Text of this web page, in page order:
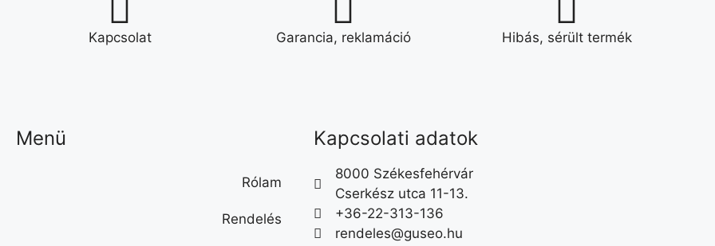
Kapcsolat Garancia, reklamáció Hibás, sérült termék
Menü
Rólam
Rendelés
Kapcsolati adatok
8000 Székesfehérvár
Cserkész utca 11-13.
+36-22-313-136
rendeles@guseo.hu